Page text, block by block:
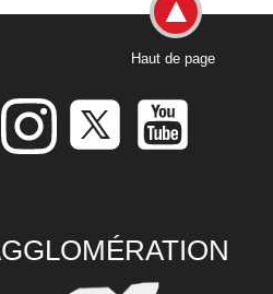
Haut de page